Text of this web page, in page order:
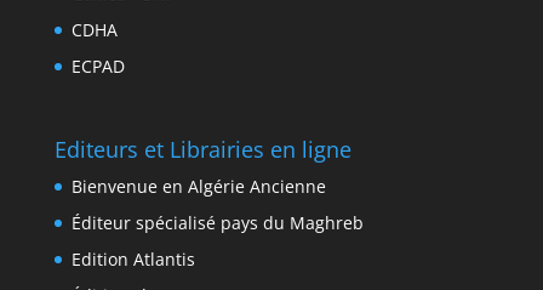
CDHA
ECPAD
Editeurs et Librairies en ligne
Bienvenue en Algérie Ancienne
Éditeur spécialisé pays du Maghreb
Edition Atlantis